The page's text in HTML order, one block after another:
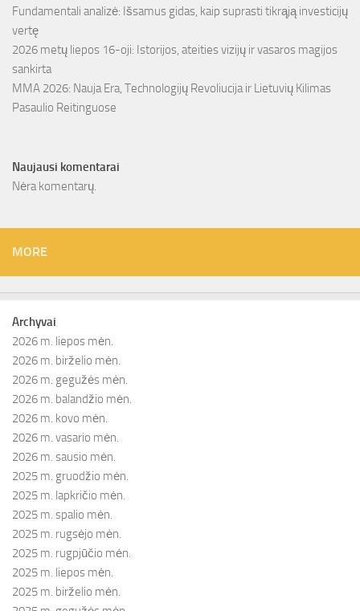
Fundamentali analizė: Išsamus gidas, kaip suprasti tikrąją investicijų
vertę
2026 metų liepos 16-oji: Istorijos, ateities vizijų ir vasaros magijos
sankirta
MMA 2026: Nauja Era, Technologijų Revoliucija ir Lietuvių Kilimas
Pasaulio Reitinguose
Naujausi komentarai
Nėra komentarų.
MORE
Archyvai
2026 m. liepos mėn.
2026 m. birželio mėn.
2026 m. gegužės mėn.
2026 m. balandžio mėn.
2026 m. kovo mėn.
2026 m. vasario mėn.
2026 m. sausio mėn.
2025 m. gruodžio mėn.
2025 m. lapkričio mėn.
2025 m. spalio mėn.
2025 m. rugsėjo mėn.
2025 m. rugpjūčio mėn.
2025 m. liepos mėn.
2025 m. birželio mėn.